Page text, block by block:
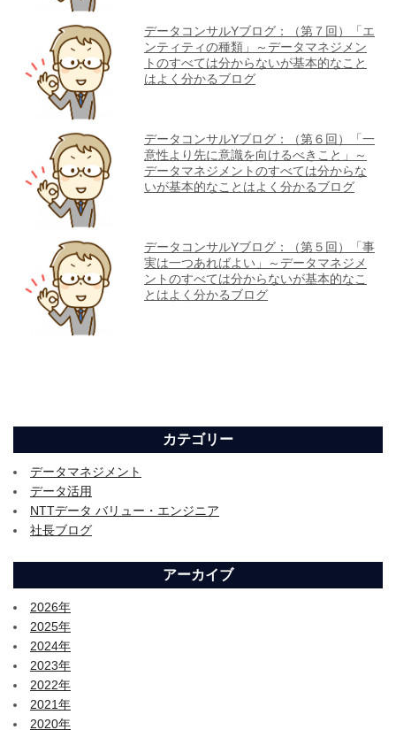
カテゴリー
データマネジメント
データ活用
NTTデータ バリュー・エンジニア
社長ブログ
アーカイブ
2026年
2025年
2024年
2023年
2022年
2021年
2020年